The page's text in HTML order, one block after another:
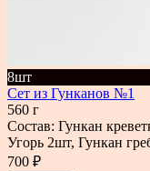
8шт
Сет из Гунканов №1
560 г
Состав: Гункан
Угорь 2шт, Гункан
700 ₽